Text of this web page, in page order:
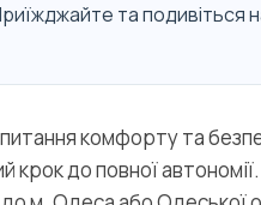
та подивіться
комфорту та
до повної автономії.